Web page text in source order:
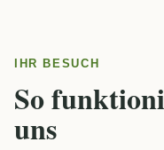
IHR BESUCH
So
uns